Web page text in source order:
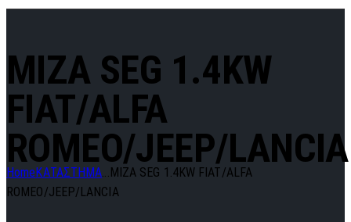
MIZA SEG 1.4KW
FIAT/ALFA
ROMEO/JEEP/LANCIA
Home ΚΑΤΑΣΤΗΜΑ... MIZA SEG 1.4KW FIAT/ALFA
ROMEO/JEEP/LANCIA